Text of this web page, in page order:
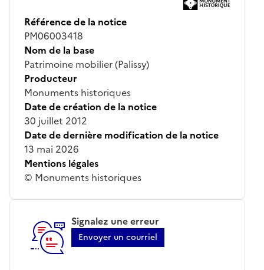
Référence de la notice
PM06003418
Nom de la base
Patrimoine mobilier (Palissy)
Producteur
Monuments historiques
Date de création de la notice
30 juillet 2012
Date de dernière modification de la notice
13 mai 2026
Mentions légales
© Monuments historiques
Signalez une erreur
Envoyer un courriel